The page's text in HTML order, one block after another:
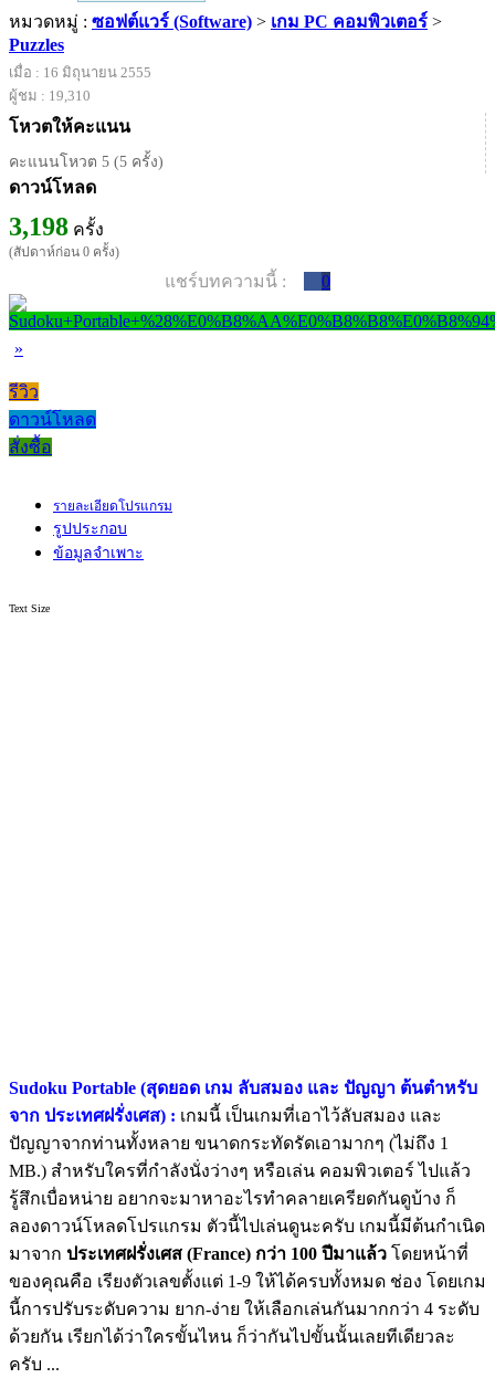
หมวดหมู่ : ซอฟต์แวร์ (Software) > เกม PC คอมพิวเตอร์ >
Puzzles
เมื่อ : 16 มิถุนายน 2555
ผู้ชม : 19,310
โหวตให้คะแนน
คะแนนโหวต 5 (5 ครั้ง)
ดาวน์โหลด
3,198 ครั้ง
(สัปดาห์ก่อน 0 ครั้ง)
แชร์บทความนี้ : 0
»
รีวิว
ดาวน์โหลด
สั่งซื้อ
รายละเอียดโปรแกรม
รูปประกอบ
ข้อมูลจำเพาะ
Text Size
Sudoku Portable (สุดยอด เกม ลับสมอง และ ปัญญา ต้นตำหรับ
จาก ประเทศฝรั่งเศส) : เกมนี้ เป็นเกมที่เอาไว้ลับสมอง และ
ปัญญาจากท่านทั้งหลาย ขนาดกระทัดรัดเอามากๆ (ไม่ถึง 1
MB.) สำหรับใครที่กำลังนั่งว่างๆ หรือเล่น คอมพิวเตอร์ ไปแล้ว
รู้สึกเบื่อหน่าย อยากจะมาหาอะไรทำคลายเครียดกันดูบ้าง ก็
ลองดาวน์โหลดโปรแกรม ตัวนี้ไปเล่นดูนะครับ เกมนี้มีต้นกำเนิด
มาจาก ประเทศฝรั่งเศส (France) กว่า 100 ปีมาแล้ว โดยหน้าที่
ของคุณคือ เรียงตัวเลขตั้งแต่ 1-9 ให้ได้ครบทั้งหมด ช่อง โดยเกม
นี้การปรับระดับความ ยาก-ง่าย ให้เลือกเล่นกันมากกว่า 4 ระดับ
ด้วยกัน เรียกได้ว่าใครขั้นไหน ก็ว่ากันไปขั้นนั้นเลยทีเดียวละ
ครับ ...